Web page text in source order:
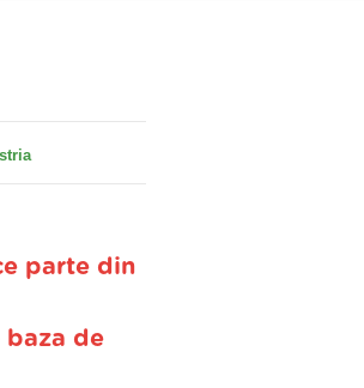
parte din
baza de